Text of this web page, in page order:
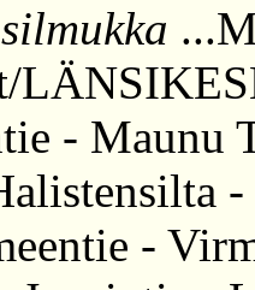
silmukka
- Maunu
-